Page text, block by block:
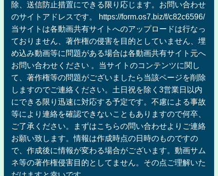
除、送信防止措置にできる限り応じます。お問い合わせ
のサイトアドレスです。 https://form.os7.biz/f/c82c6596/
当サイトは各動画共有サイトへのアップロードは行なっ
ておりません、著作権の侵害を目的としていません、埋
め込み動画等に問題がある場合は各動画共有サイト元へ
お問い合わせください 。当サイトのコンテンツに関し
て、著作権等の問題がございましたら当該ページを削除
しますのでご連絡ください。土日祝を除く3営業日以内
にできる限り迅速に対応する予定です。不慮による事故
等により連絡を確認できないこともありますので何卒、
ご了承ください。まずはこちらの問い合わせよりご連絡
お願い致します。情報は作成時点の日時のものですの
で、作成後に情報が変わる場合がございます。動画サム
ネ等の著作権侵害目的としてません。その点ご理解いた